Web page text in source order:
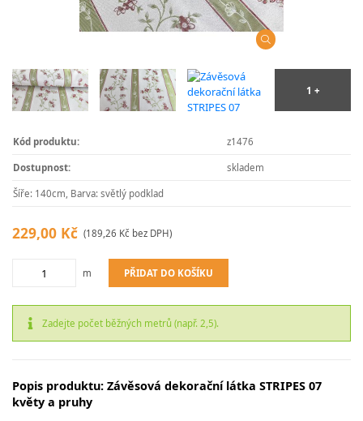
Kód produktu: z1476
Dostupnost: skladem
Šíře: 140cm, Barva: světlý podklad
229,00 Kč (189,26 Kč bez DPH)
m PŘIDAT DO KOŠÍKU
Zadejte počet běžných metrů (např. 2,5).
Popis produktu: Závěsová dekorační látka STRIPES 07
květy a pruhy